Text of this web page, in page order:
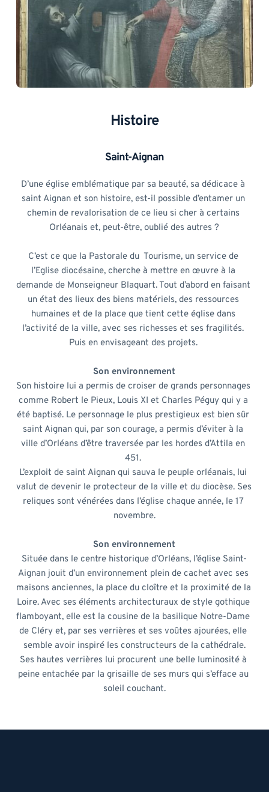
Histoire
Saint-Aignan
D’une église emblématique par sa beauté, sa dédicace à
saint Aignan et son histoire, est-il possible d’entamer un
chemin de revalorisation de ce lieu si cher à certains
Orléanais et, peut-être, oublié des autres ?
C’est ce que la Pastorale du  Tourisme, un service de
l’Eglise diocésaine, cherche à mettre en œuvre à la
demande de Monseigneur Blaquart. Tout d’abord en faisant
un état des lieux des biens matériels, des ressources
humaines et de la place que tient cette église dans
l’activité de la ville, avec ses richesses et ses fragilités.
Puis en envisageant des projets.
Son environnement
Son histoire lui a permis de croiser de grands personnages
comme Robert le Pieux, Louis XI et Charles Péguy qui y a
été baptisé. Le personnage le plus prestigieux est bien sûr
saint Aignan qui, par son courage, a permis d’éviter à la
ville d’Orléans d’être traversée par les hordes d’Attila en
451.
L’exploit de saint Aignan qui sauva le peuple orléanais, lui
valut de devenir le protecteur de la ville et du diocèse. Ses
reliques sont vénérées dans l’église chaque année, le 17
novembre.
Son environnement
Située dans le centre historique d’Orléans, l’église Saint-
Aignan jouit d’un environnement plein de cachet avec ses
maisons anciennes, la place du cloître et la proximité de la
Loire. Avec ses éléments architecturaux de style gothique
flamboyant, elle est la cousine de la basilique Notre-Dame
de Cléry et, par ses verrières et ses voûtes ajourées, elle
semble avoir inspiré les constructeurs de la cathédrale.
Ses hautes verrières lui procurent une belle luminosité à
peine entachée par la grisaille de ses murs qui s’efface au
soleil couchant.